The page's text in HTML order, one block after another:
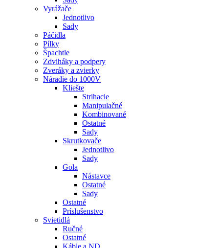
Vyrážače
Jednotlivo
Sady
Páčidla
Pílky
Špachtle
Zdviháky a podpery
Zveráky a zvierky
Náradie do 1000V
Kliešte
Strihacie
Manipulačné
Kombinované
Ostatné
Sady
Skrutkovače
Jednotlivo
Sady
Gola
Nástavce
Ostatné
Sady
Ostatné
Príslušenstvo
Svietidlá
Ručné
Ostatné
Káble a ND